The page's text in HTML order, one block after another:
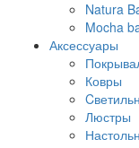
Natura
Mocha
Аксессуары
Ковры
Люстры